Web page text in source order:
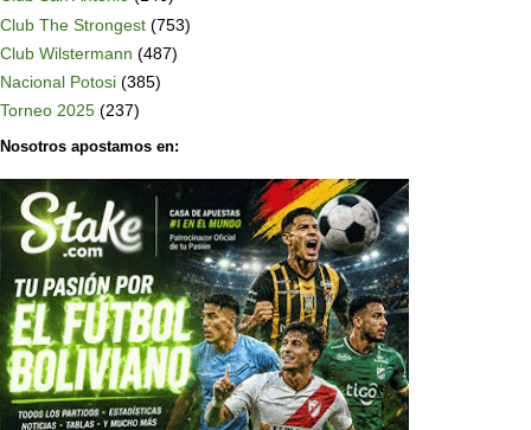
Club The Strongest (753)
Club Wilstermann (487)
Nacional Potosi (385)
Torneo 2025 (237)
Nosotros apostamos en: